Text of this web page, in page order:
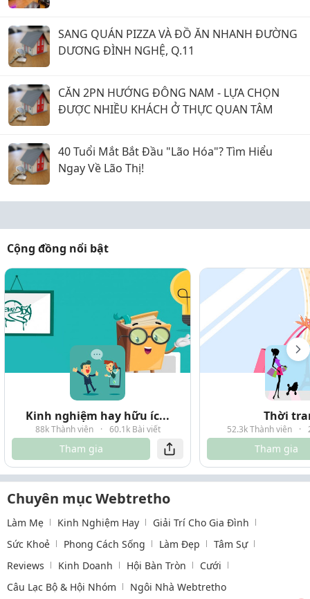
SANG QUÁN PIZZA VÀ ĐỒ ĂN NHANH ĐƯỜNG
DƯƠNG ĐÌNH NGHỆ, Q.11
CĂN 2PN HƯỚNG ĐÔNG NAM - LỰA CHỌN
ĐƯỢC NHIỀU KHÁCH Ở THỰC QUAN TÂM
40 Tuổi Mắt Bắt Đầu "Lão Hóa"? Tìm Hiểu
Ngay Về Lão Thị!
Cộng đồng nổi bật
Kinh nghiệm hay hữu íc...
88k Thành viên · 60.1k Bài viết
Tham gia
Thời
52.3k Thành viên ·
Tham gia
Chuyên mục Webtretho
Làm Mẹ Kinh Nghiệm Hay
Giải Trí Cho Gia Đình
Sức Khoẻ
Phong Cách Sống Làm Đẹp
Tâm Sự
Reviews
Kinh Doanh Hội Bàn Tròn
Cưới
Câu Lạc Bộ & Hội Nhóm
Ngôi Nhà Webtretho